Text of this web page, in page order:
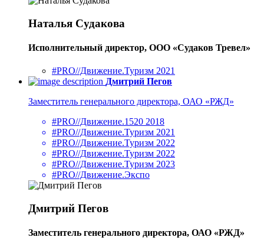
Наталья Судакова
Исполнительный директор, ООО «Судаков Тревел»
#PRO//Движение.Туризм 2021
Дмитрий Пегов
Заместитель генерального директора, ОАО «РЖД»
#PRO//Движение.1520 2018
#PRO//Движение.Туризм 2021
#PRO//Движение.Туризм 2022
#PRO//Движение.Туризм 2022
#PRO//Движение.Туризм 2023
#PRO//Движение.Экспо
Дмитрий Пегов
Заместитель генерального директора, ОАО «РЖД»